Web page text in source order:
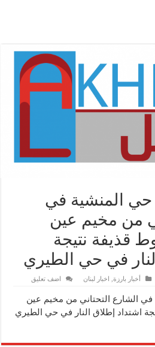
المنشية في
من مخيم عين
قذيفة نتيجة
في حي الطيري
أخبار بارزة اخبار لبنان اضف تعليق
الشارع التحتاني من مخيم عين
اشتداد إطلاق النار في حي الطيري